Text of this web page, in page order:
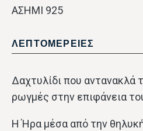
ΑΣΗΜΙ 925
ΛΕΠΤΟΜΕΡΕΙΕΣ
Δαχτυλίδι που
ρωγμές στην επιφάνεια
Η Ήρα μέσα από την